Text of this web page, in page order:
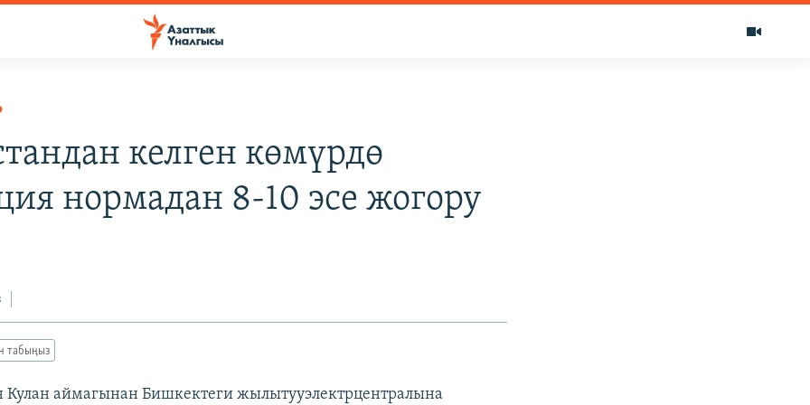
келген көмүрдө
нормадан 8-10 эсе жогору
табыңыз
Кулан аймагынан Бишкектеги жылытууэлектрцентралына